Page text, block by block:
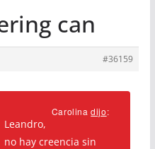
can
#36159
Carolinadijo:
Leandro,
no hay creencia sin